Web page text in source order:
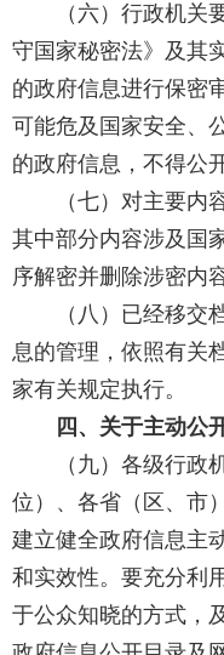
（六）行政机关要
守国家秘密法》及其
的政府信息进行保密
可能危及国家安全、
的政府信息，不得公开
（七）对主要内容
其中部分内容涉及国
序解密并删除涉密内
（八）已经移交档
息的管理，依照有关
家有关规定执行。
四、关于主动公
（九）各级行政机
位）、各省（区、市
建立健全政府信息主
和实效性。要充分利
于公众知晓的方式，